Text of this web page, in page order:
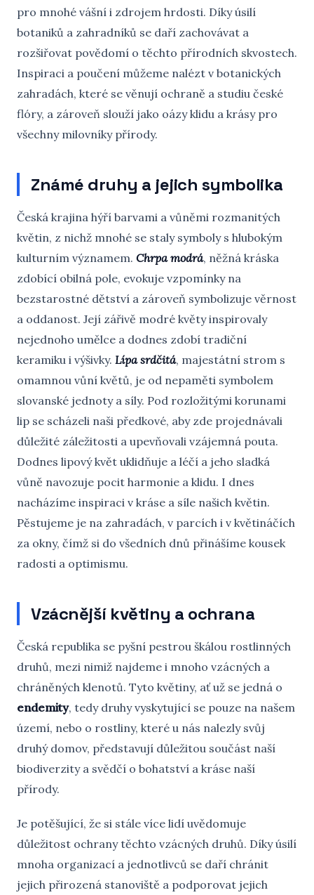
pro mnohé vášní i zdrojem hrdosti. Díky úsilí
botaniků a zahradníků se daří zachovávat a
rozšiřovat povědomí o těchto přírodních skvostech.
Inspiraci a poučení můžeme nalézt v botanických
zahradách, které se věnují ochraně a studiu české
flóry, a zároveň slouží jako oázy klidu a krásy pro
všechny milovníky přírody.
Známé druhy a jejich symbolika
Česká krajina hýří barvami a vůněmi rozmanitých
květin, z nichž mnohé se staly symboly s hlubokým
kulturním významem. Chrpa modrá, něžná kráska
zdobící obilná pole, evokuje vzpomínky na
bezstarostné dětství a zároveň symbolizuje věrnost
a oddanost. Její zářivě modré květy inspirovaly
nejednoho umělce a dodnes zdobí tradiční
keramiku i výšivky. Lípa srdčitá, majestátní strom s
omamnou vůní květů, je od nepaměti symbolem
slovanské jednoty a síly. Pod rozložitými korunami
lip se scházeli naši předkové, aby zde projednávali
důležité záležitosti a upevňovali vzájemná pouta.
Dodnes lipový květ uklidňuje a léčí a jeho sladká
vůně navozuje pocit harmonie a klidu. I dnes
nacházíme inspiraci v kráse a síle našich květin.
Pěstujeme je na zahradách, v parcích i v květináčích
za okny, čímž si do všedních dnů přinášíme kousek
radosti a optimismu.
Vzácnější květiny a ochrana
Česká republika se pyšní pestrou škálou rostlinných
druhů, mezi nimiž najdeme i mnoho vzácných a
chráněných klenotů. Tyto květiny, ať už se jedná o
endemity, tedy druhy vyskytující se pouze na našem
území, nebo o rostliny, které u nás nalezly svůj
druhý domov, představují důležitou součást naší
biodiverzity a svědčí o bohatství a kráse naší
přírody.
Je potěšující, že si stále více lidí uvědomuje
důležitost ochrany těchto vzácných druhů. Díky úsilí
mnoha organizací a jednotlivců se daří chránit
jejich přirozená stanoviště a podporovat jejich